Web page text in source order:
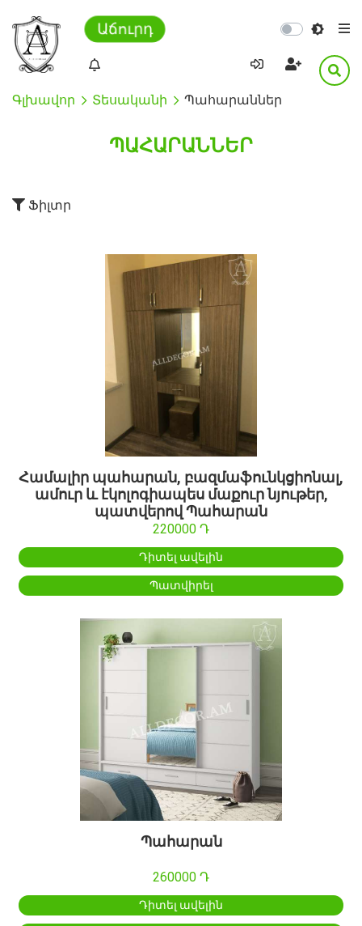
Աճուրդ
Գլխավոր Տեսականի Պահարաններ
ՊԱՀԱՐԱՆՆԵՐ
Ֆիլտր
Համալիր պահարան, բազմաֆունկցիոնալ,
ամուր և էկոլոգիապես մաքուր նյութեր,
պատվերով Պահարան
220000 Դ
Դիտել ավելին
Պատվիրել
Պահարան
260000 Դ
Դիտել ավելին